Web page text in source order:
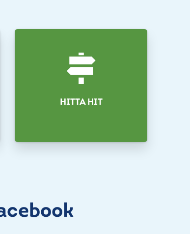
HITTA HIT